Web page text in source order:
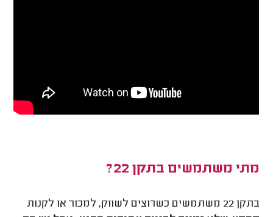
מתי משתמשים בתקן 22?
בתקן 22 משתמשים כשרוצים לשווק, למכור או לקנות